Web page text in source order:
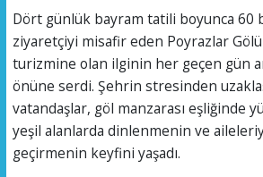
Dört günlük bayram tatili boyunca 60
ziyaretçiyi misafir eden Poyrazlar Gölü
turizmine olan ilginin her geçen gün
önüne serdi. Şehrin stresinden
vatandaşlar, göl manzarası eşliğinde
yeşil alanlarda dinlenmenin ve
geçirmenin keyfini yaşadı.